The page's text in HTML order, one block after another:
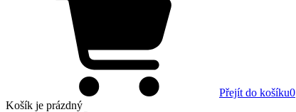
Přejít do košíku0
Košík je prázdný